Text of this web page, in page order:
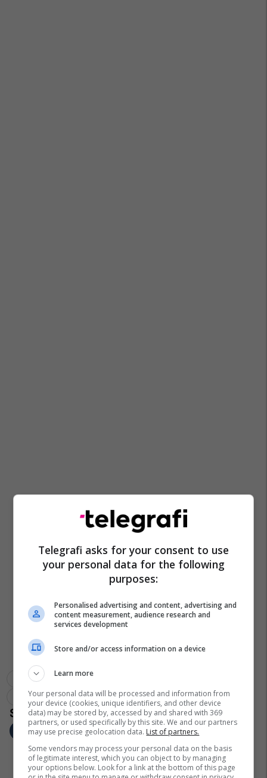
Arrestohet Serbi Eksodi
Arrestimi
Telegrafi asks for your consent to use
your personal data for the following
purposes:
Personalised advertising and content, advertising and
content measurement, audience research and
services development
Store and/or access information on a device
Learn more
Your personal data will be processed and information from
your device (cookies, unique identifiers, and other device
data) may be stored by, accessed by and shared with 369
partners, or used specifically by this site. We and our partners
may use precise geolocation data. List of partners.
Some vendors may process your personal data on the basis
of legitimate interest, which you can object to by managing
your options below. Look for a link at the bottom of this page